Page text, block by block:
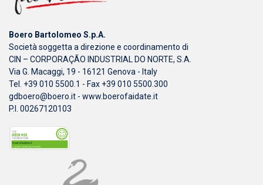
Boero Bartolomeo S.p.A.
Società soggetta a direzione e coordinamento di
CIN – CORPORAÇÃO INDUSTRIAL DO NORTE, S.A.
Via G. Macaggi, 19 - 16121 Genova - Italy
Tel. +39 010 5500.1 - Fax +39 010 5500.300
gdboero@boero.it - www.boerofaidate.it
P.I. 00267120103